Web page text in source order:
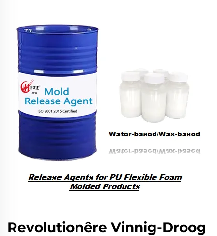
Revolutionêre Vinnig-Droog